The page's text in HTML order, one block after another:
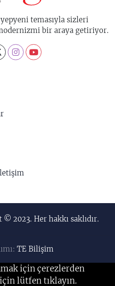
temasıyla sizleri
bir araya getiriyor.
2023. Her hakkı saklıdır.
TE Bilişim
için çerezlerden
lütfen tıklayın.